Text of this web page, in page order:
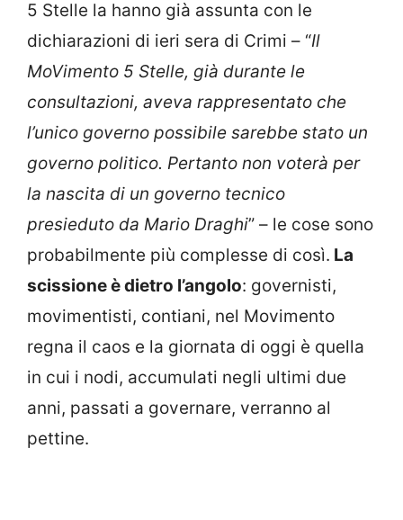
5 Stelle la hanno già assunta con le
dichiarazioni di ieri sera di Crimi – “Il
MoVimento 5 Stelle, già durante le
consultazioni, aveva rappresentato che
l’unico governo possibile sarebbe stato un
governo politico. Pertanto non voterà per
la nascita di un governo tecnico
presieduto da Mario Draghi” – le cose sono
probabilmente più complesse di così. La
scissione è dietro l’angolo: governisti,
movimentisti, contiani, nel Movimento
regna il caos e la giornata di oggi è quella
in cui i nodi, accumulati negli ultimi due
anni, passati a governare, verranno al
pettine.